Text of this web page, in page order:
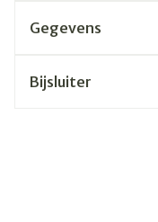
Gegevens
Bijsluiter